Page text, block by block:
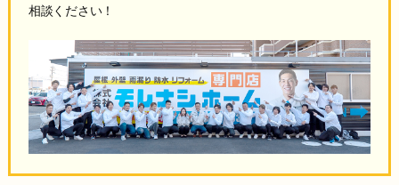
相談ください！